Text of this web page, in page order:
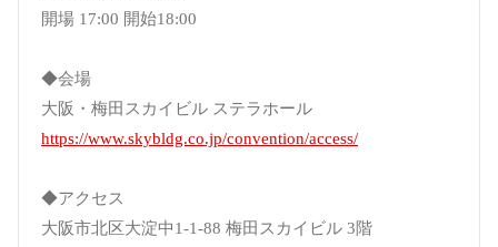
開場 17:00 開始18:00
◆会場
大阪・梅田スカイビル ステラホール
https://www.skybldg.co.jp/convention/access/
◆アクセス
大阪市北区大淀中1-1-88 梅田スカイビル 3階